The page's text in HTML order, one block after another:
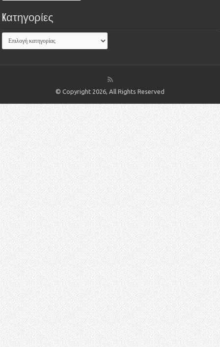
Kατηγορίες
© Copyright 2026, All Rights Reserved